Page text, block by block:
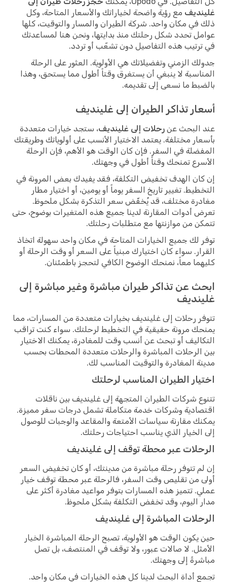
غلينديف مع رؤية واضحة لخياراتك والأسعار المتاحة، وكل
ذلك في مكان واحد. شركة الطيران والمسار والتوقيت، كلها
عوامل تحدد شكل رحلتك منذ بدايتها، ونحن هنا لمساعدتك
في ترتيب هذه التفاصيل دون تشعّب أو تردد.
جدولك الزمني وتفضيلاتك هي الأولوية. العثور على الرحلة
المناسبة لا ينبغي أن يستغرق وقتاً أطول مما يستحق، وهذا
بالضبط ما نسعى إلى تقديمه.
أسعار تذاكر الطيران إلى غلينديف
عند البحث عن رحلات إلى غلينديف، ستجد خيارات متعددة
بأسعار مختلفة. يعتمد الاختيار الأنسب على أولوياتك وطريقتك
المفضلة في السفر. فإن كان الوقت هو الأهم، فإن الرحلة
الأسرع تمنحك وقتاً أطول في وجهتك.
إن كان الهدف تخفيض التكلفة، فقد يفيدك بعض المرونة في
التخطيط. تغيير تاريخ السفر يوماً أو يومين، أو اختيار مطار
مغادرة مختلف، قد يُخفّض سعر التذكرة بشكل ملحوظ.
تعرض أدوات المقارنة لدينا جميع هذه المتغيرات بوضوح، حتى
تتمكن من موازنتها مع متطلبات رحلتك.
توفر لك جميع الخيارات المتاحة في مكان واحد سهولة اتخاذ
القرار. سواء كان اختيارك مبنياً على السعر أو وقت الرحلة أو
كليهما معاً، نمنحك الوضوح الكافي لتحجز باطمئنان.
ابحث عن تذاكر طيران مباشرة وغير مباشرة إلى
غلينديف
تتوفر رحلات إلى غلينديف بخيارات متعددة من المسارات، مما
يمنحك مرونة حقيقية في التخطيط لرحلتك. سواء كنت تراقب
التكاليف أو تبحث عن أنسب وقت للمغادرة، يمكنك الاختيار
بين الرحلات المباشرة والرحلات متعددة المحطات بحسب
مدينة المغادرة والتوقيت المناسب لك.
اختيار الطيران المناسب لرحلتك
تتنوع شركات الطيران المتجهة إلى غلينديف بين ناقلات
اقتصادية وشركات خدمة متكاملة تشمل درجات سفر مميزة.
يمكنك مقارنة سياسات الأمتعة والمقاعد والوجبات للوصول
إلى الخيار الذي يناسب احتياجات رحلتك.
الرحلات عبر محطة توقف إلى غلينديف
إن لم تتوفر رحلة مباشرة من مدينتك، أو كان تخفيض السعر
أولى من تقليص وقت السفر، فالرحلة عبر محطة توقف خيار
عملي. تتميز هذه المسارات بتوفر مواعيد مغادرة أكثر على
مدار اليوم، وقد تخفض التكلفة بشكل ملحوظ.
الرحلات المباشرة إلى غلينديف
حين يكون الوقت هو الأولوية، تصبح الرحلة المباشرة الخيار
الأمثل. لا صالات عبور، ولا توقف في المنتصف، بل تصل
مباشرةً إلى وجهتك.
تجمع أداة البحث لدينا كل هذه الخيارات في مكان واحد.